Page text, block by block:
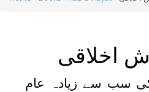
اخلاقی
سب سے زیادہ عام